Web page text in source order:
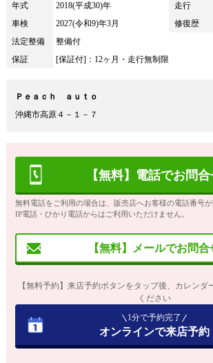
年式 2018(平成30)年 走行
車検
2027(令和9)年3月 修復歴
法定整備
整備付
保証
[保証付]：12ヶ月・走行無制限
Ｐｅａｃｈ ａｕｔｏ
沖縄市高原４－１－７
【無料】電話でお問
無料電話をご利用の場合は、販売店へお客様の電話番号が
IP電話・ひかり電話からはご利用いただけません。
【無料】メールでお問合
【無料予約】来店予約ボタンをタップ後、カレンダ
ください
1分で予約完了
オンラインで来店予約